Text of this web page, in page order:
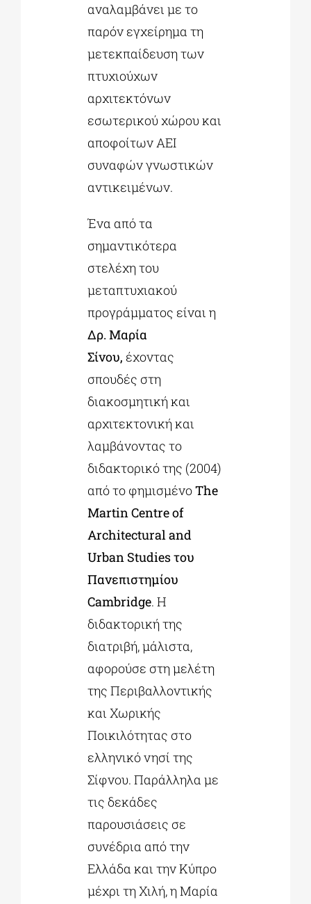
αναλαμβάνει με το
παρόν εγχείρημα τη
μετεκπαίδευση των
πτυχιούχων
αρχιτεκτόνων
εσωτερικού χώρου και
αποφοίτων ΑΕΙ
συναφών γνωστικών
αντικειμένων.
Ένα από τα
σημαντικότερα
στελέχη του
μεταπτυχιακού
προγράμματος είναι η
Δρ. Μαρία
Σίνου, έχοντας
σπουδές στη
διακοσμητική και
αρχιτεκτονική και
λαμβάνοντας το
διδακτορικό της (2004)
από το φημισμένοThe
Martin Centre of
Architectural and
Urban Studies του
Πανεπιστημίου
Cambridge. H
διδακτορική της
διατριβή, μάλιστα,
αφορούσε στη μελέτη
της Περιβαλλοντικής
και Χωρικής
Ποικιλότητας στο
ελληνικό νησί της
Σίφνου. Παράλληλα με
τις δεκάδες
παρουσιάσεις σε
συνέδρια από την
Ελλάδα και την Κύπρο
μέχρι τη Χιλή, η Μαρία